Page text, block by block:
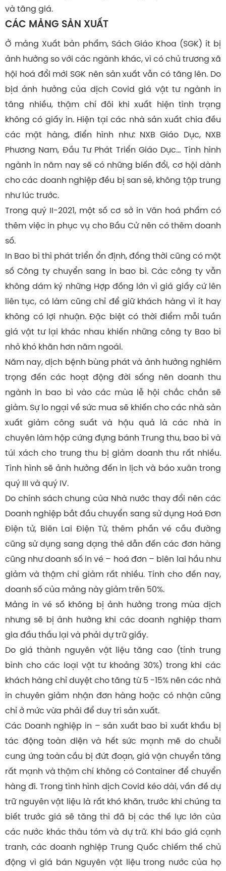
và tăng giá.
CÁC MẢNG SẢN XUẤT
Ở mảng Xuất bản phẩm, Sách Giáo Khoa (SGK) ít bị
ảnh hưởng so với các ngành khác, vì có chủ trương xã
hội hoá đổi mới SGK nên sản xuất vẫn có tăng lên. Do
bịd ảnh hưởng của dịch Covid giá vật tư ngành in
tăng nhiều, thậm chí đôi khi xuất hiện tình trạng
không có giấy in. Hiện tại các nhà sản xuất chia đều
các mặt hàng, điển hình như: NXB Giáo Dục, NXB
Phương Nam, Đầu Tư Phát Triển Giáo Dục… Tình hình
ngành in năm nay sẽ có những biến đổi, cơ hội dành
cho các doanh nghiệp đều bị san sẻ, không tập trung
như lúc trước.
Trong quý II-2021, một số cơ sở in Văn hoá phẩm có
thêm việc in phục vụ cho Bầu Cử nên có thêm doanh
số.
In Bao bì thì phát triển ổn định, đồng thời cũng có một
số Công ty chuyển sang in bao bì. Các công ty vẫn
không dám ký những Hợp đồng lớn vì giá giấy cứ lên
liên tục, có làm cũng chỉ để giữ khách hàng vì ít hay
không có lợi nhuận. Đặc biệt có thời điểm mỗi tuần
giá vật tư lại khác nhau khiến những công ty Bao bì
nhỏ khó khăn hơn năm ngoái.
Năm nay, dịch bệnh bùng phát và ảnh hưởng nghiêm
trọng đến các hoạt động đời sống nên doanh thu
ngành in bao bì vào các mùa lễ hội chắc chắn sẽ
giảm. Sự lo ngại về sức mua sẽ khiến cho các nhà sản
xuất giảm công suất và hậu quả là các nhà in
chuyên làm hộp cứng đựng bánh Trung thu, bao bì và
túi xách cho trung thu bị giảm doanh thu rất nhiều.
Tình hình sẽ ảnh hưởng đến in lịch và báo xuân trong
quý III và quý IV.
Do chính sách chung của Nhà nước thay đổi nên các
Doanh nghiệp bắt đầu chuyển sang sử dụng Hoá Đơn
Điện tử, Biên Lai Điện Tử, thêm phần vé cầu đường
cũng sử dụng sang dạng thẻ dẫn đến các đơn hàng
cũng như doanh số in vé – hoá đơn – biên lai hầu như
giảm và thậm chí giảm rất nhiều. Tính cho đến nay,
doanh số của mảng này giảm trên 50%.
Mảng in vé số không bị ảnh hưởng trong mùa dịch
nhưng sẽ bị ảnh hưởng khi các doanh nghiệp tham
gia đấu thầu lại và phải dự trữ giấy.
Do giá thành nguyên vật liệu tăng cao (tính trung
bình cho các loại vật tư khoảng 30%) trong khi các
khách hàng chỉ duyệt cho tăng từ 5 -15% nên các nhà
in chuyên giảm nhận đơn hàng hoặc có nhận cũng
chỉ ở mức vừa phải để duy trì sản xuất.
Các Doanh nghiệp in – sản xuất bao bì xuất khẩu bị
tác động toàn diện và hết sức mạnh mẽ do chuỗi
cung ứng toàn cầu bị đứt đoạn, giá vận chuyển tăng
rất mạnh và thậm chí không có Container để chuyển
hàng đi. Trong tình hình dịch Covid kéo dài, vấn đề dự
trữ nguyên vật liệu là rất khó khăn, trước khi chúng ta
biết trước giá sẽ tăng thì đã bị các thế lực lớn của
các nước khác thâu tóm và dự trữ. Khi báo giá cạnh
tranh, các doanh nghiệp Trung Quốc chiếm thế chủ
động vì giá bán Nguyên vật liệu trong nước của họ